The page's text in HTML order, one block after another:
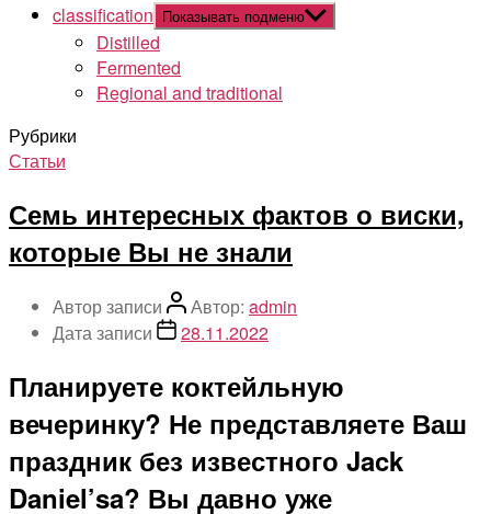
classification Показывать подменю
Distilled
Fermented
Regional and traditional
Рубрики
Статьи
Семь интересных фактов о виски,
которые Вы не знали
Автор записи Автор: admin
Дата записи
28.11.2022
Планируете коктейльную
вечеринку? Не представляете Ваш
праздник без известного Jack
Daniel’sa? Вы давно уже